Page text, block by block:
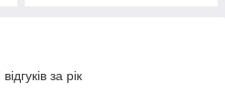
за рік